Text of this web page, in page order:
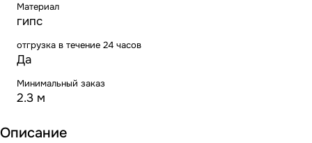
Материал
гипс
отгрузка в течение 24 часов
Да
Минимальный заказ
2.3 м
Описание